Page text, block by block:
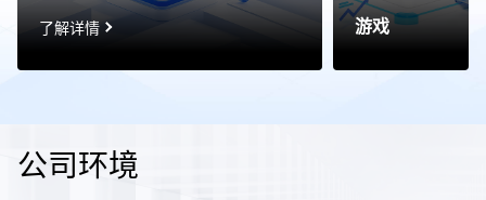
无阻。我们提供一站式的电商解决方
案，将业务运营、数据分析、安全防护
业务顺畅无阻。
了解详情 游戏
公司环境